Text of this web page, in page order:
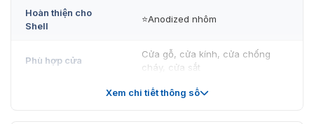
chính hãng. Sản phẩm được nhập khẩu trực
tiếp từ hãng Yli không qua trung gian nên đảm bảo về
Hoàn thiện cho
Shell
⭐Anodized nhôm
Phù hợp cửa
Cửa gỗ, cửa kính, cửa chống
cháy, cửa sắt
0,7 kg
Xem chi tiết thông số